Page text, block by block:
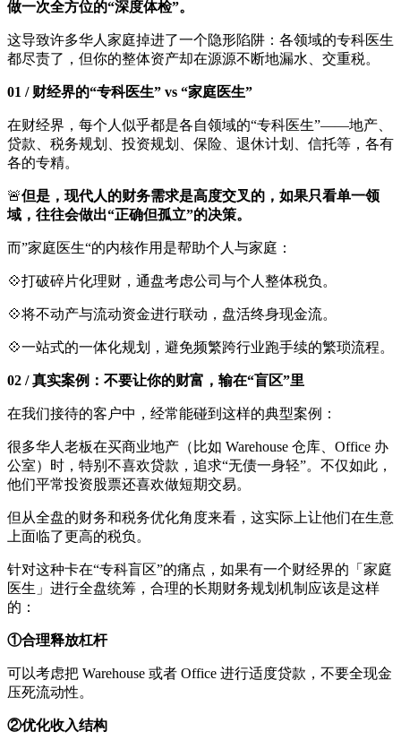
做一次全方位的“深度体检”。
这导致许多华人家庭掉进了一个隐形陷阱：各领域的专科医生
都尽责了，但你的整体资产却在源源不断地漏水、交重税。
01 / 财经界的“专科医生” vs “家庭医生”
在财经界，每个人似乎都是各自领域的“专科医生”——地产、
贷款、税务规划、投资规划、保险、退休计划、信托等，各有
各的专精。
🚨但是，现代人的财务需求是高度交叉的，如果只看单一领
域，往往会做出“正确但孤立”的决策。
而”家庭医生“的内核作用是帮助个人与家庭：
💠打破碎片化理财，通盘考虑公司与个人整体税负。
💠将不动产与流动资金进行联动，盘活终身现金流。
💠一站式的一体化规划，避免频繁跨行业跑手续的繁琐流程。
02 / 真实案例：不要让你的财富，输在“盲区”里
在我们接待的客户中，经常能碰到这样的典型案例：
很多华人老板在买商业地产（比如 Warehouse 仓库、Office 办
公室）时，特别不喜欢贷款，追求“无债一身轻”。不仅如此，
他们平常投资股票还喜欢做短期交易。
但从全盘的财务和税务优化角度来看，这实际上让他们在生意
上面临了更高的税负。
针对这种卡在“专科盲区”的痛点，如果有一个财经界的「家庭
医生」进行全盘统筹，合理的长期财务规划机制应该是这样
的：
①合理释放杠杆
可以考虑把 Warehouse 或者 Office 进行适度贷款，不要全现金
压死流动性。
②优化收入结构